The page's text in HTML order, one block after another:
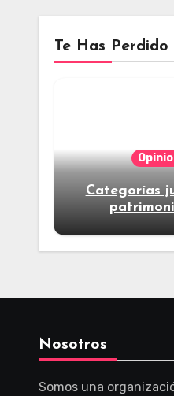
Te Has Perdido
Categorías
Nosotros
Somos una